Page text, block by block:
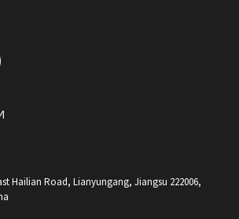
Hailian Road, Lianyungang, Jiangsu 222006,